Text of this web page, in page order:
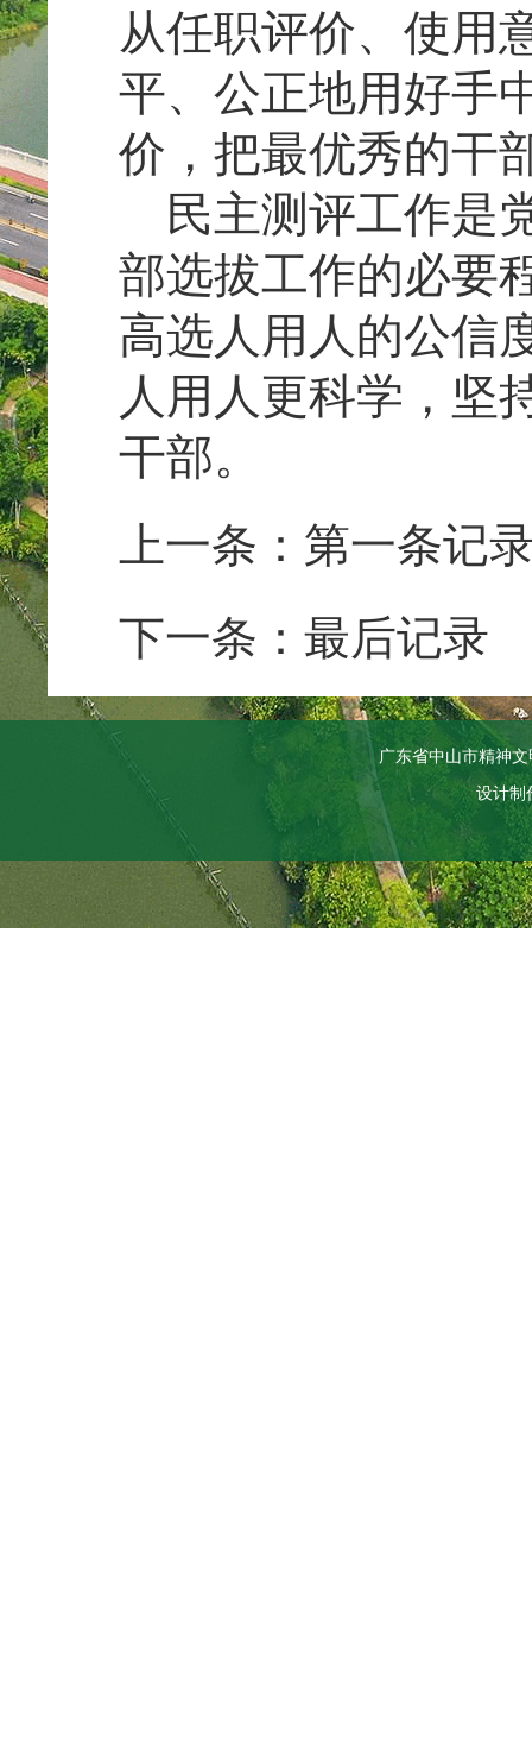
从任职评价、使用
平、公正地用好手
价，把最优秀的干
民主测评工作是
部选拔工作的必要
高选人用人的公信
人用人更科学，坚
干部。
上一条：第一条记
下一条：最后记录
广东省中山市精神
设计制